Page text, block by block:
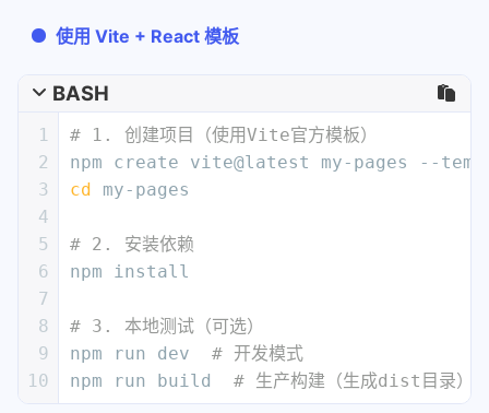
20
  }
使用 Vite + React 模板
BASH
1
2
3
4
5
6
7
8
9
10
# 1. 创建项目（使用Vite官方模板）
npm create vite@latest my-pages --
cd
my-pages
# 2. 安装依赖
npm install
# 3. 本地测试（可选）
npm run dev # 开发模式
npm run build # 生产构建（生成dist目录